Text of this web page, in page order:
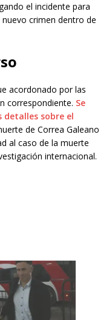
el incidente para
crimen dentro de
acordonado por las
correspondiente. Se
detalles sobre el
de Correa Galeano
al caso de la muerte
internacional.